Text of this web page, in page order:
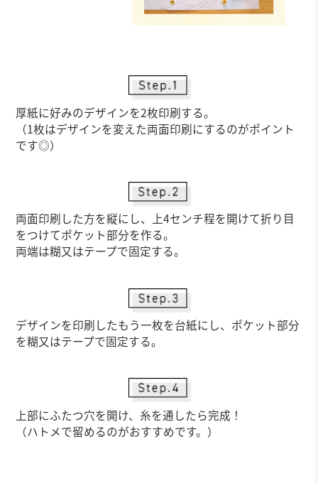
厚紙に好みのデザインを2枚印刷する。
（1枚はデザインを変えた両面印刷にするのがポイント
です◎）
両面印刷した方を縦にし、上4センチ程を開けて折り目
をつけてポケット部分を作る。
両端は糊又はテープで固定する。
デザインを印刷したもう一枚を台紙にし、ポケット部分
を糊又はテープで固定する。
上部にふたつ穴を開け、糸を通したら完成！
（ハトメで留めるのがおすすめです。）